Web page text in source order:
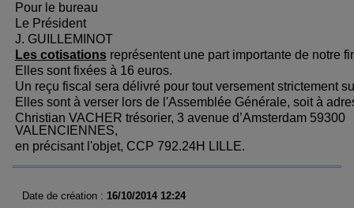
Pour le bureau
Le Président
J. GUILLEMINOT
Les cotisationsreprésentent une part importante de notre
Elles sont fixées à 16 euros.
Un reçu fiscal sera délivré pour tout versement strictement
Elles sont à verser lors de l'Assemblée Générale, soit à
Christian VACHER trésorier, 3 avenue d’Amsterdam 59300
VALENCIENNES,
en précisant l'objet, CCP 792.24H LILLE.
Date de création : 16/10/2014 12:24